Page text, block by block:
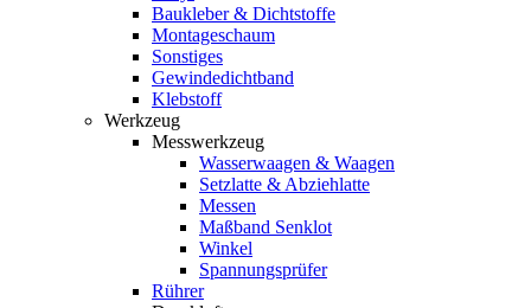
Baukleber & Dichtstoffe
Montageschaum
Sonstiges
Gewindedichtband
Klebstoff
Werkzeug
Messwerkzeug
Wasserwaagen & Waagen
Setzlatte & Abziehlatte
Messen
Maßband Senklot
Winkel
Spannungsprüfer
Rührer